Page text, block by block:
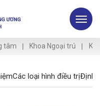
tâm Khoa Ngoại trú
Các loại hình điều trịĐịnh